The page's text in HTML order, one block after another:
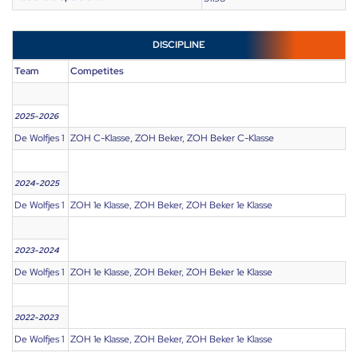
DISCIPLINE
Team Competites
2025-2026
De Wolfjes 1 ZOH C-Klasse, ZOH Beker, ZOH Beker C-Klasse
2024-2025
De Wolfjes 1 ZOH 1e Klasse, ZOH Beker, ZOH Beker 1e Klasse
2023-2024
De Wolfjes 1 ZOH 1e Klasse, ZOH Beker, ZOH Beker 1e Klasse
2022-2023
De Wolfjes 1 ZOH 1e Klasse, ZOH Beker, ZOH Beker 1e Klasse